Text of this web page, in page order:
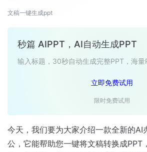
文稿一键生成ppt
秒篇 AIPPT，AI自动生成PPT
输入标题，30秒自动生成完整PPT，海量
立即免费试用
限时免费试用
今天，我们要为大家介绍一款全新的
公，它能帮助您一键将文稿转换成PPT